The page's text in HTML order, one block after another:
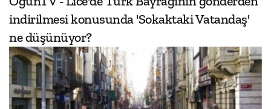
indirilmesi konusunda 'Sokaktaki Vatandaş'
ne düşünüyor?